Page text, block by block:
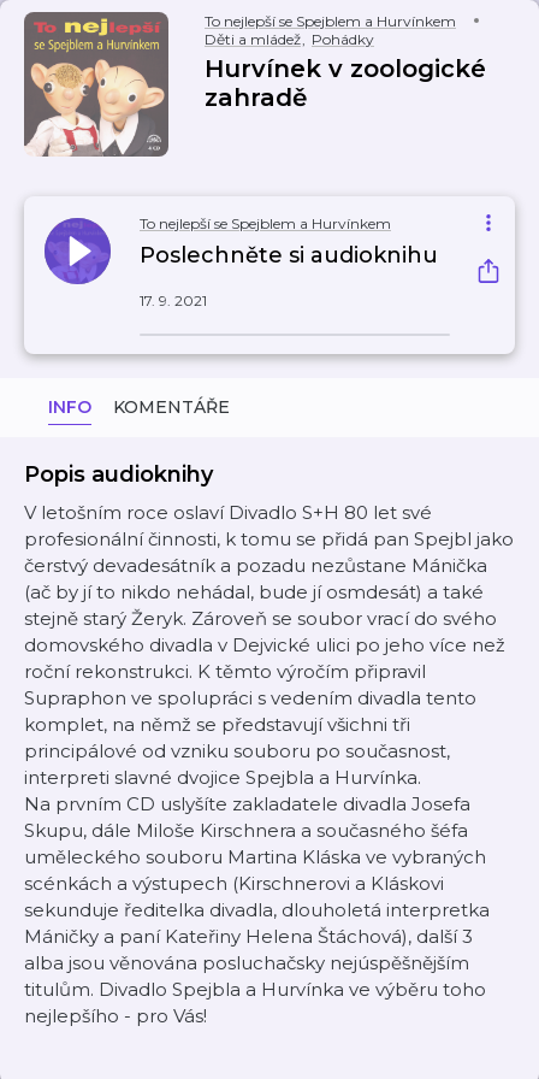
To nejlepší se Spejblem a Hurvínkem
Děti a mládež, Pohádky
Hurvínek v zoologické
zahradě
To nejlepší se Spejblem a Hurvínkem
Poslechněte si audioknihu
17. 9. 2021
INFO KOMENTÁŘE
Popis audioknihy
V letošním roce oslaví Divadlo S+H 80 let své
profesionální činnosti, k tomu se přidá pan Spejbl jako
čerstvý devadesátník a pozadu nezůstane Mánička
(ač by jí to nikdo nehádal, bude jí osmdesát) a také
stejně starý Žeryk. Zároveň se soubor vrací do svého
domovského divadla v Dejvické ulici po jeho více než
roční rekonstrukci. K těmto výročím připravil
Supraphon ve spolupráci s vedením divadla tento
komplet, na němž se představují všichni tři
principálové od vzniku souboru po současnost,
interpreti slavné dvojice Spejbla a Hurvínka.
Na prvním CD uslyšíte zakladatele divadla Josefa
Skupu, dále Miloše Kirschnera a současného šéfa
uměleckého souboru Martina Kláska ve vybraných
scénkách a výstupech (Kirschnerovi a Kláskovi
sekunduje ředitelka divadla, dlouholetá interpretka
Máničky a paní Kateřiny Helena Štáchová), další 3
alba jsou věnována posluchačsky nejúspěšnějším
titulům. Divadlo Spejbla a Hurvínka ve výběru toho
nejlepšího - pro Vás!